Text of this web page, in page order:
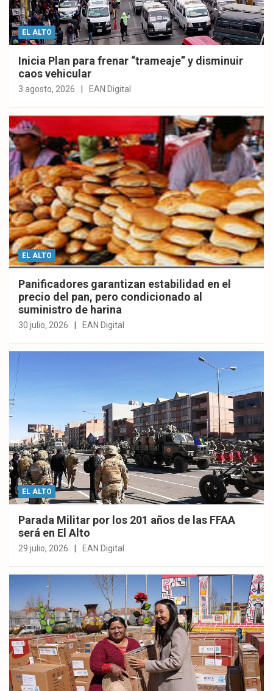
EL ALTO
Inicia Plan para frenar “trameaje” y disminuir
caos vehicular
3 agosto, 2026 EAN Digital
EL ALTO
Panificadores garantizan estabilidad en el
precio del pan, pero condicionado al
suministro de harina
30 julio, 2026 EAN Digital
EL ALTO
Parada Militar por los 201 años de las FFAA
será en El Alto
29 julio, 2026 EAN Digital